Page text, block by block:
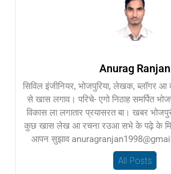
Anurag Ranjan
सिविल इंजीनियर, भोजपुरिया, लेखक, ब्लॉगर
से खास लगाव। परिचे- एगो निठाह समर्पित
विकास ला लगातार प्रयासरत बा। खबर
कुछ खास लेख आ रचना रउआ सभे के पढ़े के
आपन सुझाव
All Posts